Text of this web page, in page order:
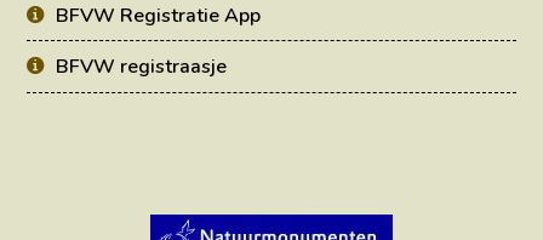
BFVW Registratie App
BFVW registraasje